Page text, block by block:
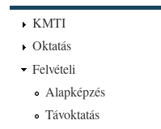
KMTI
Oktatás
Felvételi
Alapképzés
Távoktatás